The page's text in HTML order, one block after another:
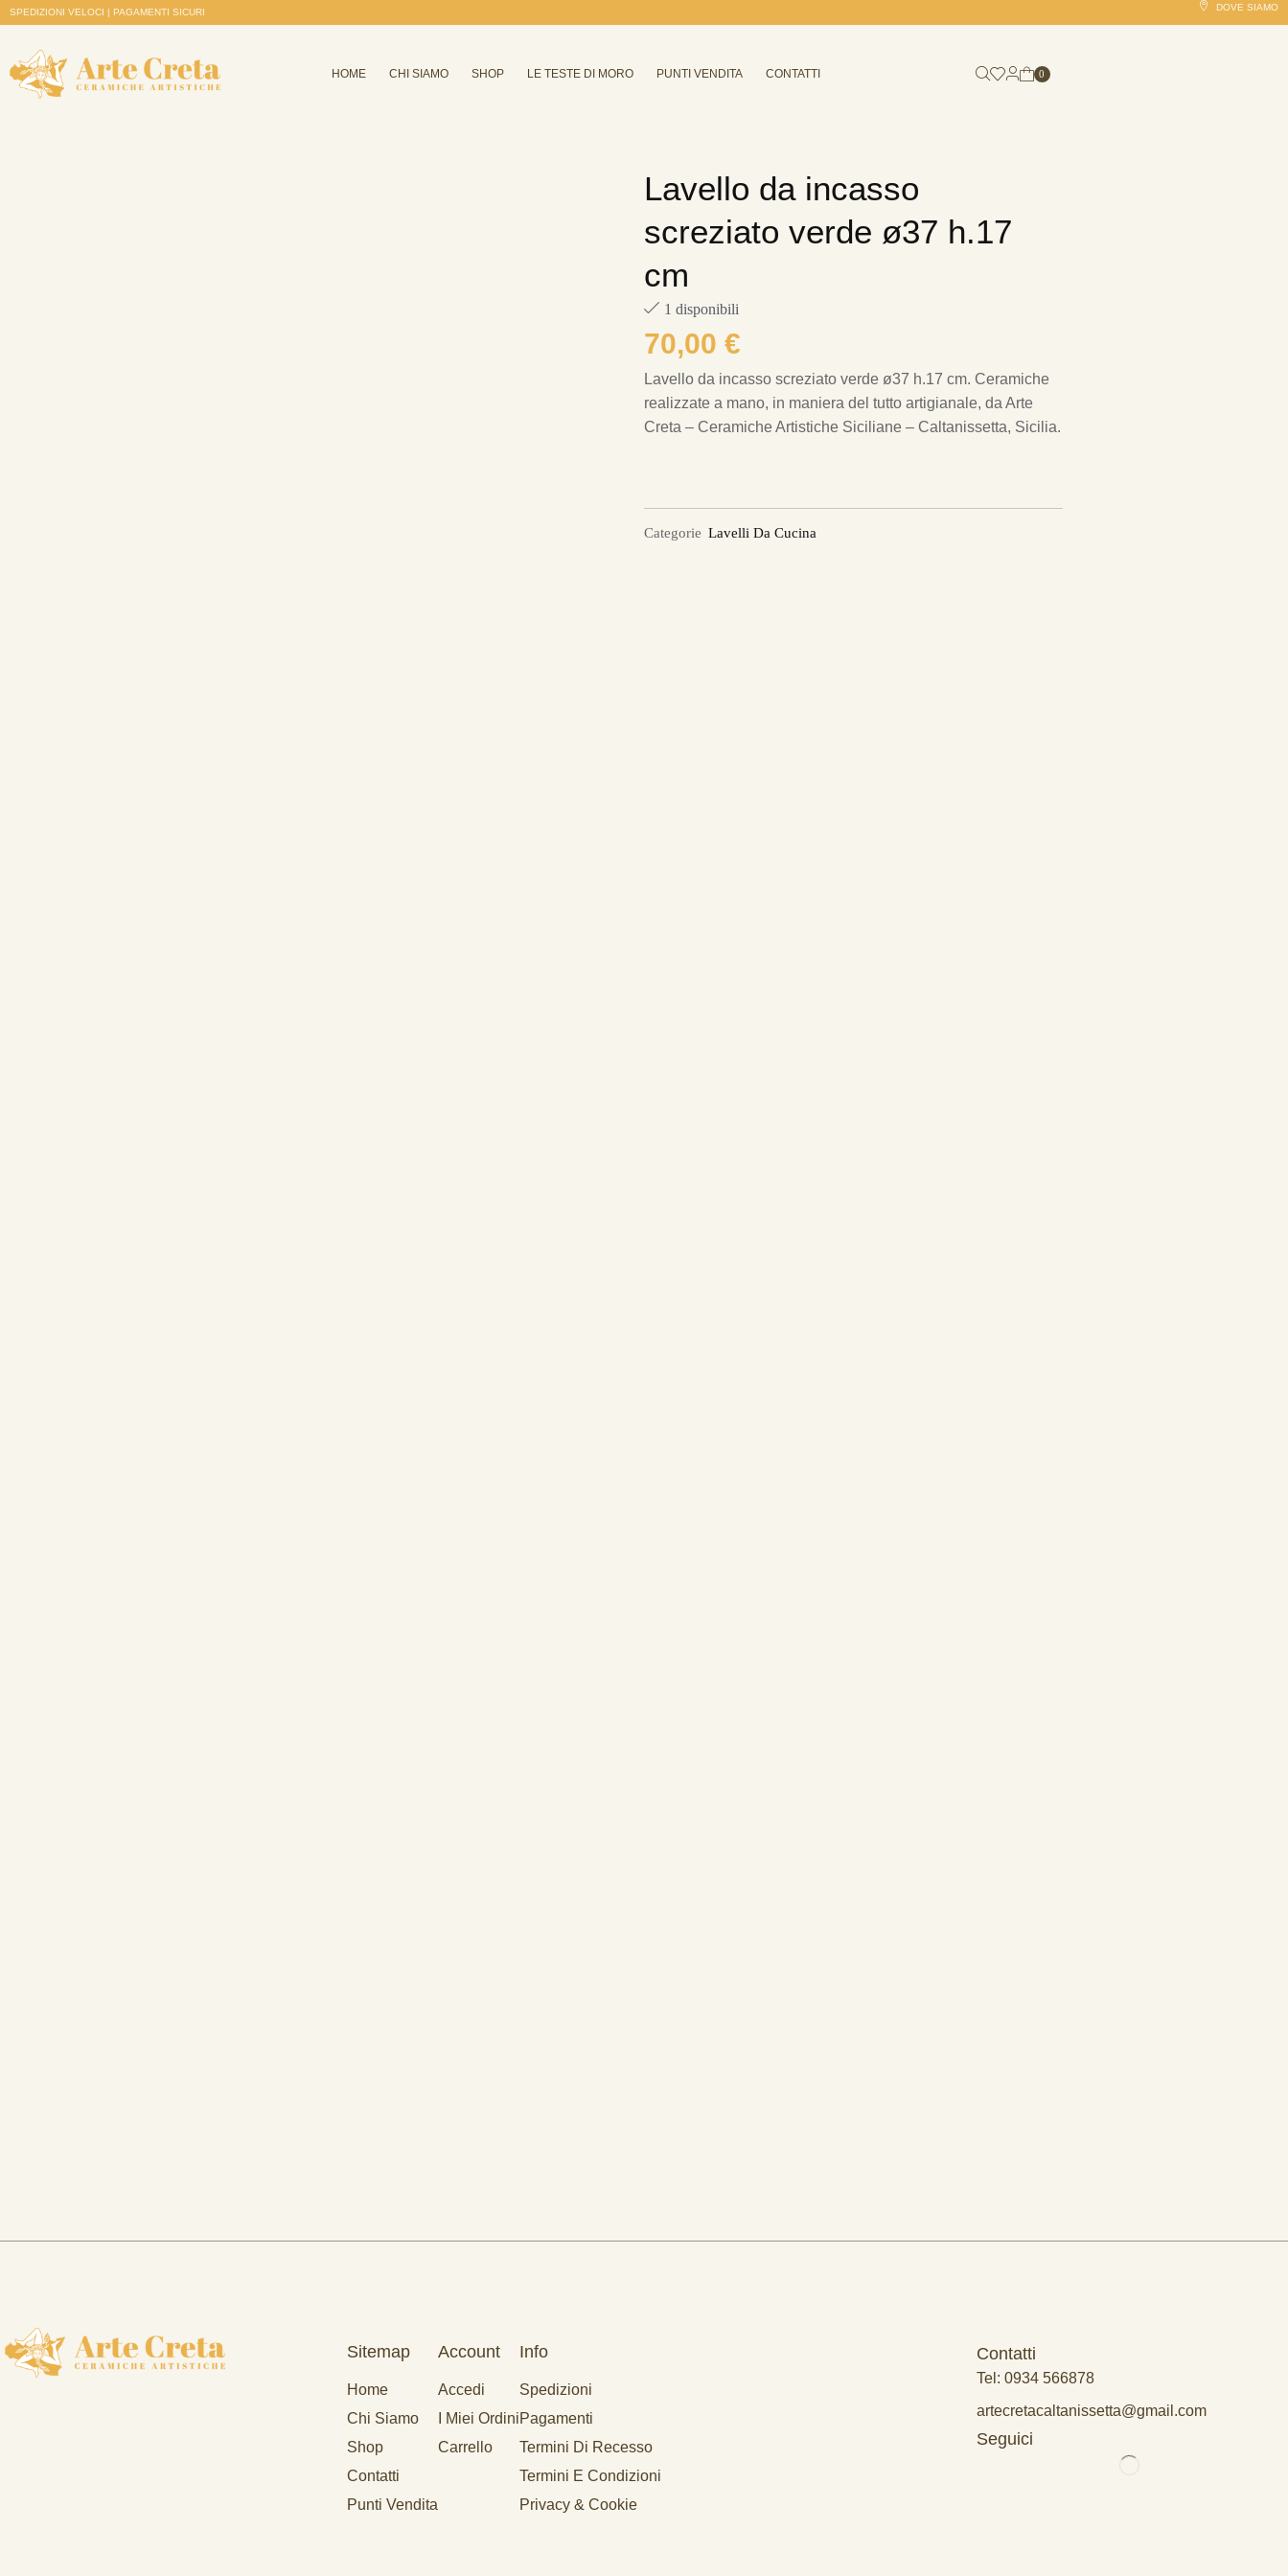
SPEDIZIONI VELOCI | PAGAMENTI SICURI DOVE SIAMO
HOME CHI SIAMO SHOP LE TESTE DI MORO PUNTI VENDITA CONTATTI 0
Lavello da incasso
screziato verde ø37 h.17
cm
1 disponibili
70,00 €
Lavello da incasso screziato verde ø37 h.17 cm. Ceramiche
realizzate a mano, in maniera del tutto artigianale, da Arte
Creta – Ceramiche Artistiche Siciliane – Caltanissetta, Sicilia.
Categorie Lavelli Da Cucina
Sitemap
Home
Chi Siamo
Shop
Contatti
Punti Vendita
Account
Accedi
I Miei Ordini
Carrello
Info
Spedizioni
Pagamenti
Termini Di Recesso
Termini E Condizioni
Privacy & Cookie
Contatti
Tel: 0934 566878
artecretacaltanissetta@gmail.com
Seguici